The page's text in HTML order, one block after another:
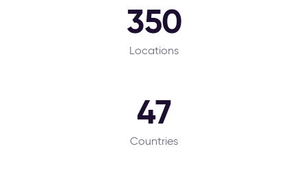
350
Locations
47
Countries